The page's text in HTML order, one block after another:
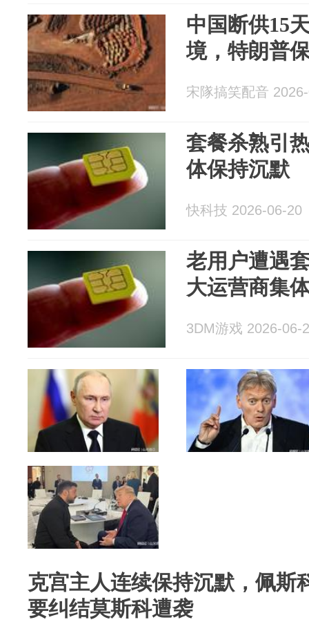
中国断供15
境，特朗普
宋隊搞笑配音
套餐杀熟引
体保持沉默
快科技 2026-06-20
老用户遭遇
大运营商集
3DM游戏 2026-06-
克宫主人连续保持沉默，佩斯
要纠结莫斯科遭袭